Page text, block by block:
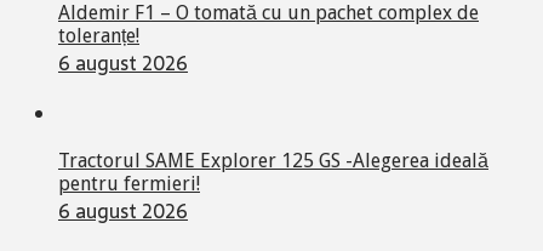
Aldemir F1 – O tomată cu un pachet complex de
toleranțe!
6 august 2026
Tractorul SAME Explorer 125 GS -Alegerea ideală
pentru fermieri!
6 august 2026